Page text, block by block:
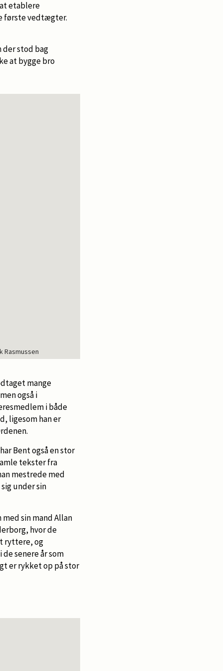
etablere
første vedtægter.
der stod bag
at bygge bro
Rasmussen
mange
også i
i både
ligesom han er
Bent også en stor
tekster fra
mestrede med
under sin
sin mand Allan
hvor de
ryttere, og
senere år som
er rykket op på stor